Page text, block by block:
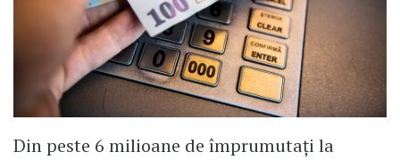
Din peste 6 milioane de împrumutați la